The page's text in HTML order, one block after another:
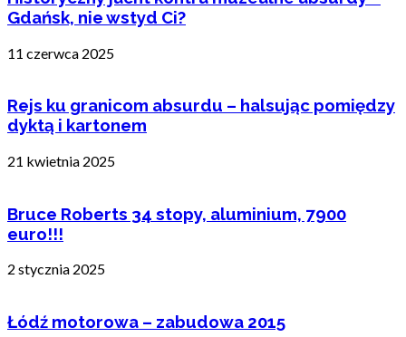
Gdańsk, nie wstyd Ci?
11 czerwca 2025
Rejs ku granicom absurdu – halsując pomiędzy
dyktą i kartonem
21 kwietnia 2025
Bruce Roberts 34 stopy, aluminium, 7900
euro!!!
2 stycznia 2025
Łódź motorowa – zabudowa 2015